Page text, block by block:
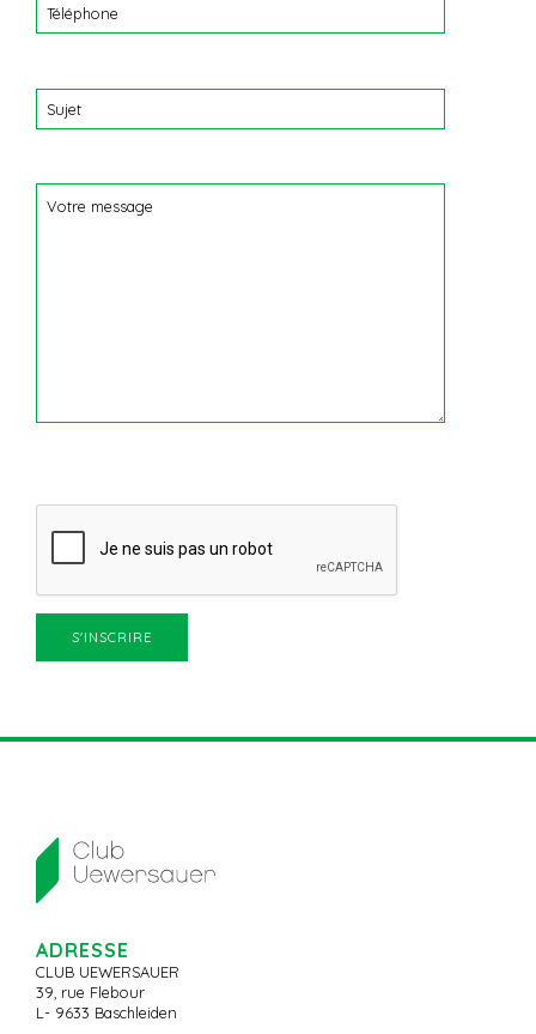
ADRESSE
CLUB UEWERSAUER
39, rue Flebour
L- 9633 Baschleiden